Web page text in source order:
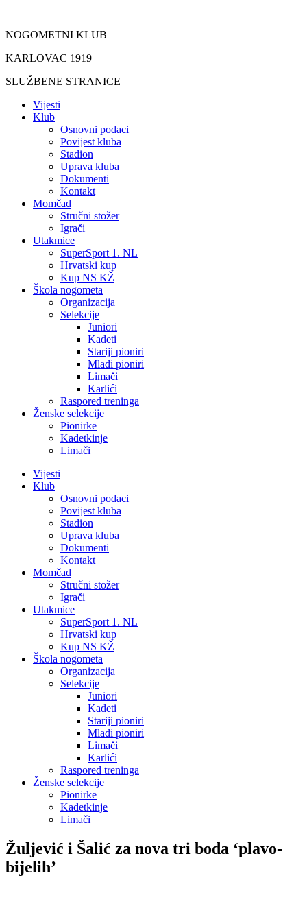
sadržaj
NOGOMETNI KLUB
KARLOVAC 1919
SLUŽBENE STRANICE
Vijesti
Klub
Osnovni podaci
Povijest kluba
Stadion
Uprava kluba
Dokumenti
Kontakt
Momčad
Stručni stožer
Igrači
Utakmice
SuperSport 1. NL
Hrvatski kup
Kup NS KŽ
Škola nogometa
Organizacija
Selekcije
Juniori
Kadeti
Stariji pioniri
Mlađi pioniri
Limači
Karlići
Raspored treninga
Ženske selekcije
Pionirke
Kadetkinje
Limači
Vijesti
Klub
Osnovni podaci
Povijest kluba
Stadion
Uprava kluba
Dokumenti
Kontakt
Momčad
Stručni stožer
Igrači
Utakmice
SuperSport 1. NL
Hrvatski kup
Kup NS KŽ
Škola nogometa
Organizacija
Selekcije
Juniori
Kadeti
Stariji pioniri
Mlađi pioniri
Limači
Karlići
Raspored treninga
Ženske selekcije
Pionirke
Kadetkinje
Limači
Žuljević i Šalić za nova tri boda ‘plavo-
bijelih’